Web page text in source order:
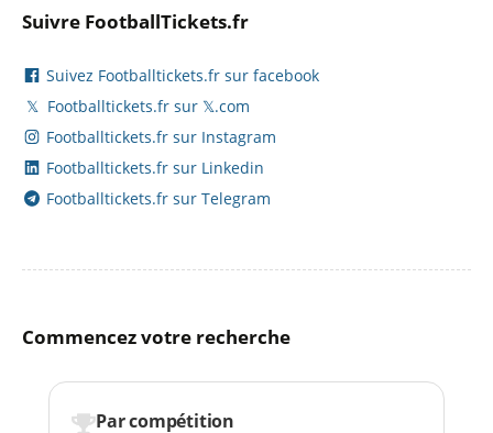
Suivre FootballTickets.fr
Suivez Footballtickets.fr sur facebook
𝕏 Footballtickets.fr sur 𝕏.com
Footballtickets.fr sur Instagram
Footballtickets.fr sur Linkedin
Footballtickets.fr sur Telegram
Commencez votre recherche
Par compétition